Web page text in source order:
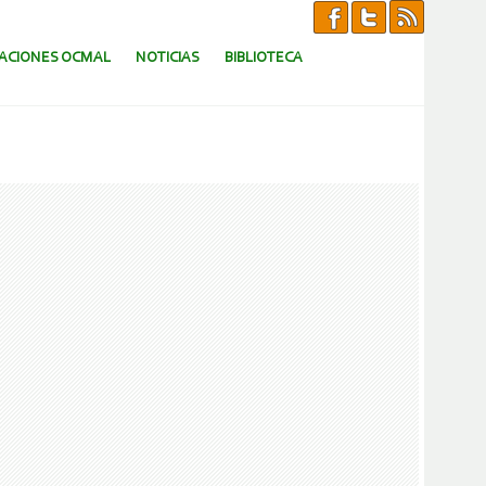
OCMAL NOTICIAS BIBLIOTECA